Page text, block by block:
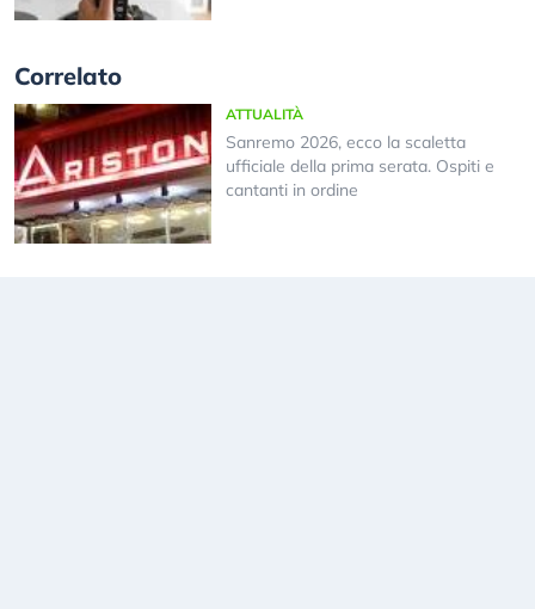
Correlato
ATTUALITÀ
Sanremo 2026, ecco la scaletta
ufficiale della prima serata. Ospiti e
cantanti in ordine